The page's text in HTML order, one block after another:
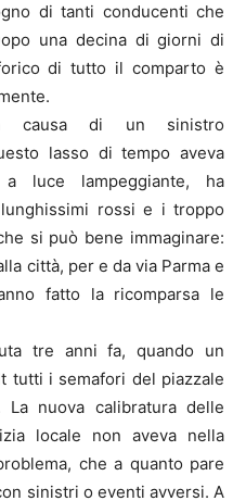
di tanti conducenti che
una decina di giorni di
di tutto il comparto è
causa di un sinistro
lasso di tempo aveva
luce lampeggiante, ha
rossi e i troppo
si può bene immaginare:
città, per e da via Parma e
fatto la ricomparsa le
tre anni fa, quando un
tutti i semafori del piazzale
nuova calibratura delle
locale non aveva nella
che a quanto pare
sinistri o eventi avversi. A